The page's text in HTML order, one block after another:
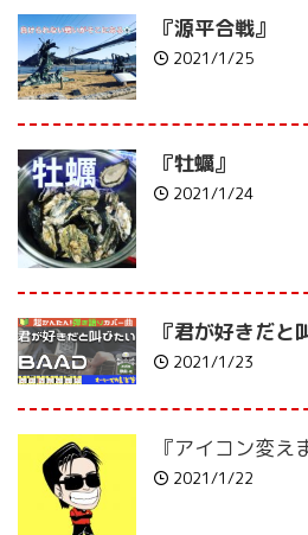
『源平合戦』
2021/1/25
『牡蠣』
2021/1/24
『君が好きだ
2021/1/23
『アイコン変え
2021/1/22